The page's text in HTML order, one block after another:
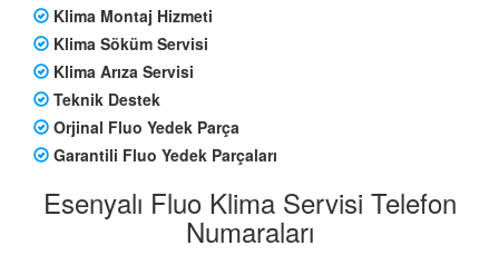
Klima Montaj Hizmeti
Klima Söküm Servisi
Klima Arıza Servisi
Teknik Destek
Orjinal Fluo Yedek Parça
Garantili Fluo Yedek Parçaları
Esenyalı Fluo Klima Servisi Telefon
Numaraları